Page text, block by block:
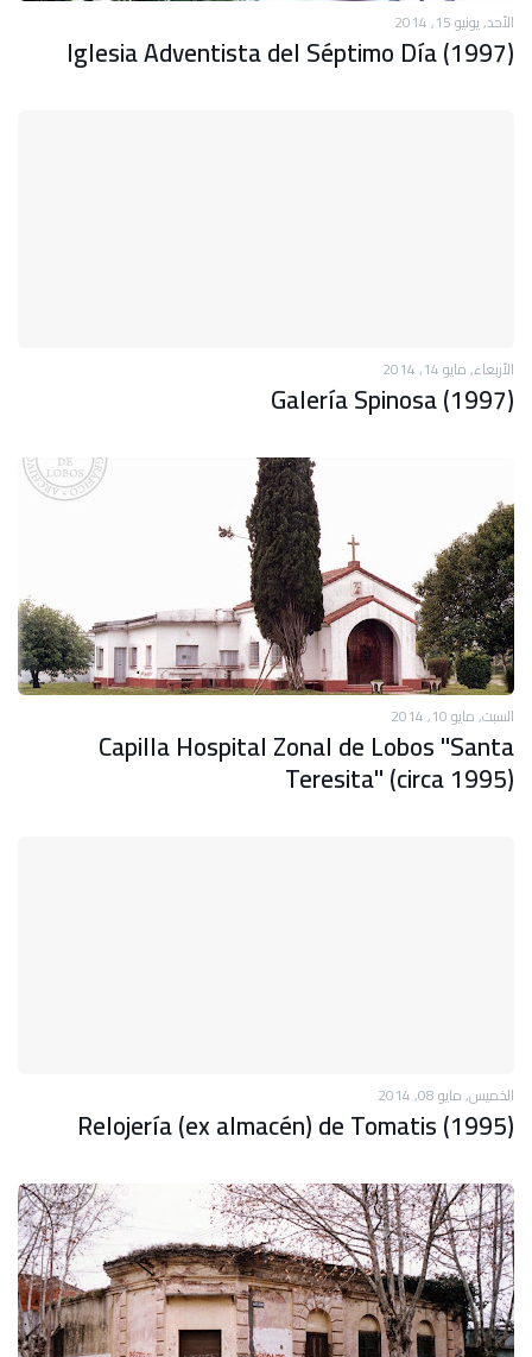
الأحد, يونيو 15, 2014
Iglesia Adventista del Séptimo Día (1997)
الأربعاء, مايو 14, 2014
Galería Spinosa (1997)
السبت, مايو 10, 2014
Capilla Hospital Zonal de Lobos "Santa
Teresita" (circa 1995)
الخميس, مايو 08, 2014
Relojería (ex almacén) de Tomatis (1995)